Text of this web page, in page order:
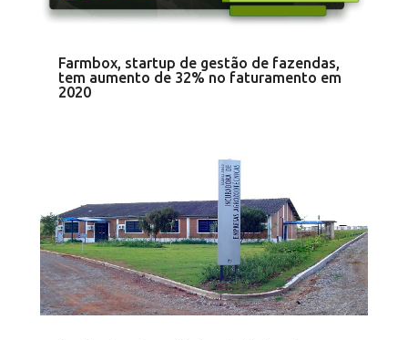
Farmbox, startup de gestão de fazendas,
tem aumento de 32% no faturamento em
2020